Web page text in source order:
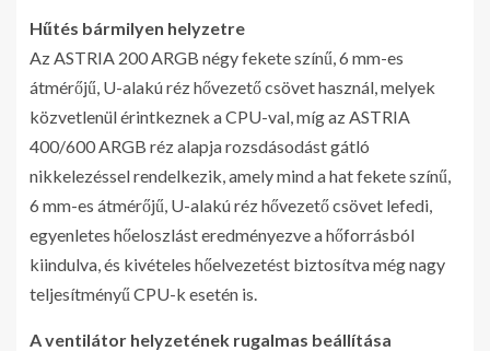
Hűtés bármilyen helyzetre
Az ASTRIA 200 ARGB négy fekete színű, 6 mm-es
átmérőjű, U-alakú réz hővezető csövet használ, melyek
közvetlenül érintkeznek a CPU-val, míg az ASTRIA
400/600 ARGB réz alapja rozsdásodást gátló
nikkelezéssel rendelkezik, amely mind a hat fekete színű,
6 mm-es átmérőjű, U-alakú réz hővezető csövet lefedi,
egyenletes hőeloszlást eredményezve a hőforrásból
kiindulva, és kivételes hőelvezetést biztosítva még nagy
teljesítményű CPU-k esetén is.
A ventilátor helyzetének rugalmas beállítása